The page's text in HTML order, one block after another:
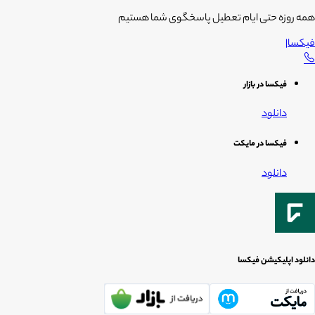
همه روزه حتی ایام تعطیل پاسخگوی شما هستیم
فیکسا|
فیکسا در بازار
دانلود
فیکسا در مایکت
دانلود
دانلود اپلیکیشن فیکسا